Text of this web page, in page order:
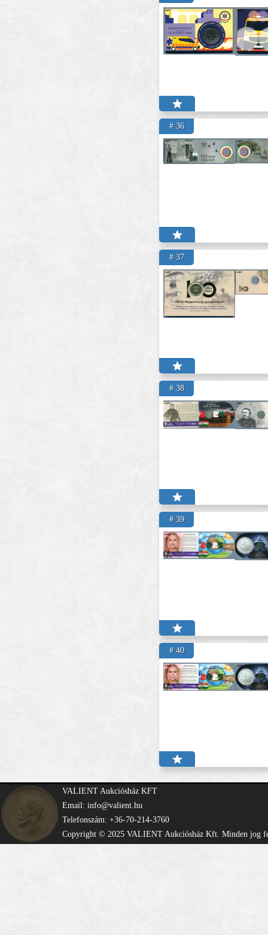
# 36
# 37
# 38
# 39
# 40
VALIENT Aukciósház KFT
Email: info@valient.hu
Telefonszám: +36-70-214-3760
Copyright © 2025 VALIENT Aukciósház Kft. Minden jog